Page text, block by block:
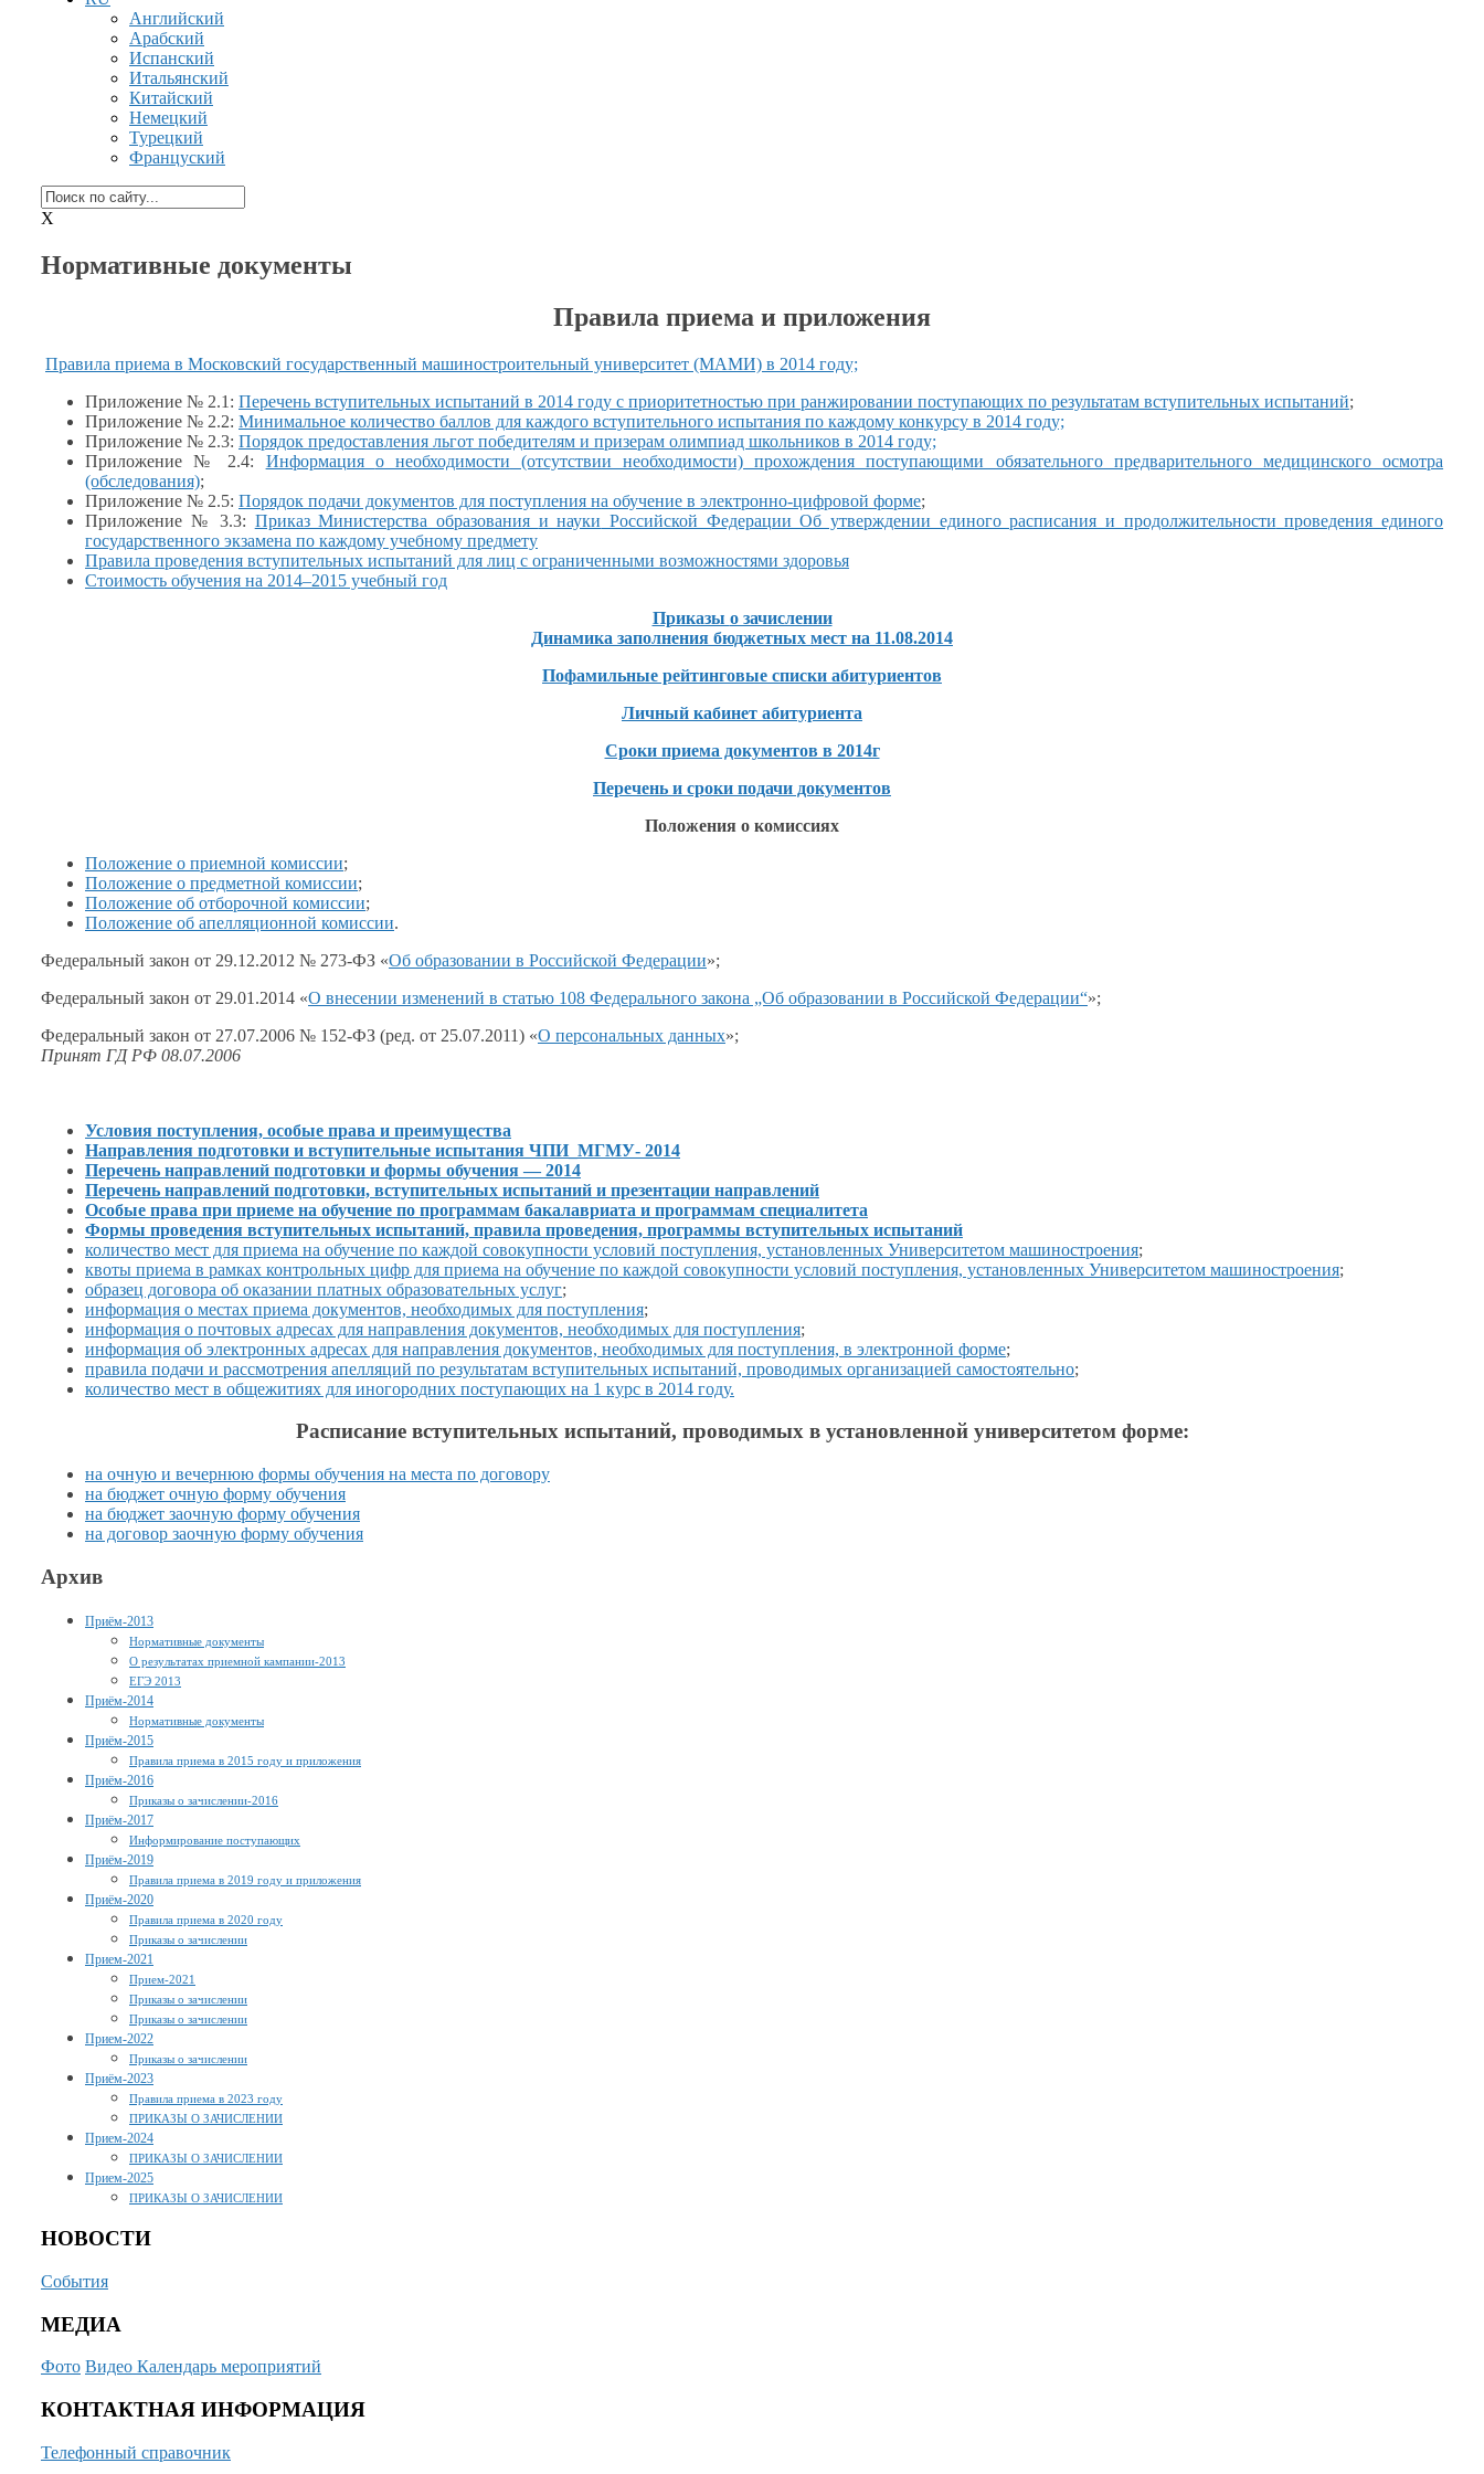
Английский
Арабский
Испанский
Итальянский
Китайский
Немецкий
Турецкий
Француский
X
Нормативные документы
Правила приема и приложения
Правила приема в Московский государственный машиностроительный университет (МАМИ) в 2014 году;
Приложение № 2.1: Перечень вступительных испытаний в 2014 году с приоритетностью при ранжировании поступающих по результатам вступительных испытаний;
Приложение № 2.2: Минимальное количество баллов для каждого вступительного испытания по каждому конкурсу в 2014 году;
Приложение № 2.3: Порядок предоставления льгот победителям и призерам олимпиад школьников в 2014 году;
Приложение № 2.4: Информация о необходимости (отсутствии необходимости) прохождения поступающими обязательного предварительного медицинского осмотра
(обследования);
Приложение № 2.5: Порядок подачи документов для поступления на обучение в электронно-цифровой форме;
Приложение № 3.3: Приказ Министерства образования и науки Российской Федерации Об утверждении единого расписанияи продолжительности проведения единого
государственного экзамена по каждому учебному предмету
Правила проведения вступительных испытаний для лиц с ограниченными возможностями здоровья
Стоимость обучения на 2014–2015 учебный год
Приказы о зачислении
Динамика заполнения бюджетных мест на 11.08.2014
Пофамильные рейтинговые списки абитуриентов
Личный кабинет абитуриента
Сроки приема документов в 2014г
Перечень и сроки подачи документов
Положения о комиссиях
Положение о приемной комиссии;
Положение о предметной комиссии;
Положение об отборочной комиссии;
Положение об апелляционной комиссии.
Федеральный закон от 29.12.2012 № 273-ФЗ «Об образовании в Российской Федерации»;
Федеральный закон от 29.01.2014 «О внесении изменений в статью 108 Федерального закона „Об образовании в Российской Федерации“»;
Федеральный закон от 27.07.2006 № 152-ФЗ (ред. от 25.07.2011) «О персональных данных»;
Принят ГД РФ 08.07.2006
Условия поступления, особые права и преимущества
Направления подготовки и вступительные испытания ЧПИ_МГМУ- 2014
Перечень направлений подготовки и формы обучения —2014
Перечень направлений подготовки, вступительных испытаний и презентации направлений
Особые права при приеме на обучение по программам бакалавриата и программам специалитета
Формы проведения вступительных испытаний, правила проведения, программы вступительных испытаний
количество мест для приема на обучение по каждой совокупности условий поступления, установленных Университетом машиностроения;
квоты приема в рамках контрольных цифр для приема на обучение по каждой совокупности условий поступления, установленных Университетом машиностроения;
образец договора об оказании платных образовательных услуг;
информация о местах приема документов, необходимых для поступления;
информация о почтовых адресах для направления документов, необходимых для поступления;
информация об электронных адресах для направления документов, необходимых для поступления, в электронной форме;
правила подачи и рассмотрения апелляций по результатам вступительных испытаний, проводимых организацией самостоятельно;
количество мест в общежитиях для иногородних поступающих на 1 курс в 2014 году.
Расписание вступительных испытаний, проводимых в установленной университетом форме:
на очную и вечернюю формы обучения на места по договору
на бюджет очную форму обучения
на бюджет заочную форму обучения
на договор заочную форму обучения
Архив
Приём-2013
Нормативные документы
О результатах приемной кампании-2013
ЕГЭ 2013
Приём-2014
Нормативные документы
Приём-2015
Правила приема в 2015 году и приложения
Приём-2016
Приказы о зачислении-2016
Приём-2017
Информирование поступающих
Приём-2019
Правила приема в 2019 году и приложения
Приём-2020
Правила приема в 2020 году
Приказы о зачислении
Прием-2021
Прием-2021
Приказы о зачислении
Приказы о зачислении
Прием-2022
Приказы о зачислении
Приём-2023
Правила приема в 2023 году
ПРИКАЗЫ О ЗАЧИСЛЕНИИ
Прием-2024
ПРИКАЗЫ О ЗАЧИСЛЕНИИ
Прием-2025
ПРИКАЗЫ О ЗАЧИСЛЕНИИ
НОВОСТИ
События
МЕДИА
Фото Видео Календарь мероприятий
КОНТАКТНАЯ ИНФОРМАЦИЯ
Телефонный справочник